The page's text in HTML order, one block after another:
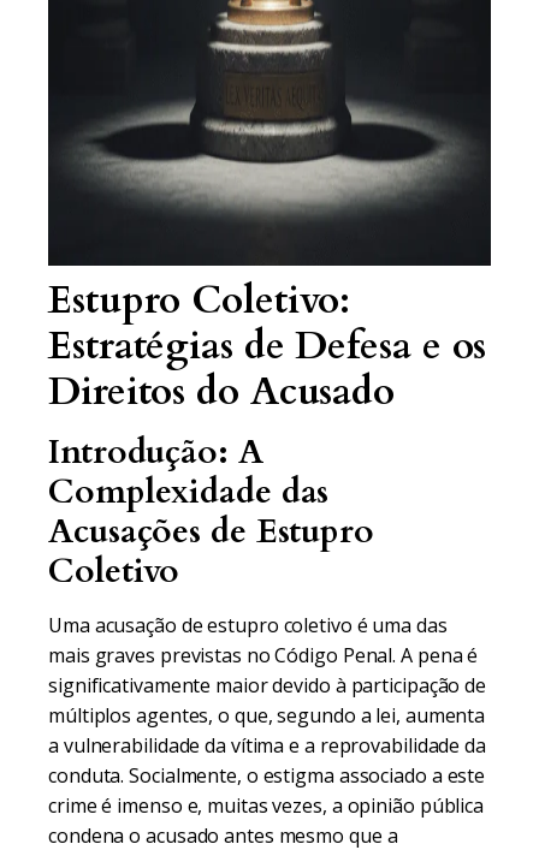
Estupro Coletivo:
Estratégias de Defesa e os
Direitos do Acusado
Introdução: A
Complexidade das
Acusações de Estupro
Coletivo
Uma acusação de estupro coletivo é uma das
mais graves previstas no Código Penal. A pena é
significativamente maior devido à participação de
múltiplos agentes, o que, segundo a lei, aumenta
a vulnerabilidade da vítima e a reprovabilidade da
conduta. Socialmente, o estigma associado a este
crime é imenso e, muitas vezes, a opinião pública
condena o acusado antes mesmo que a